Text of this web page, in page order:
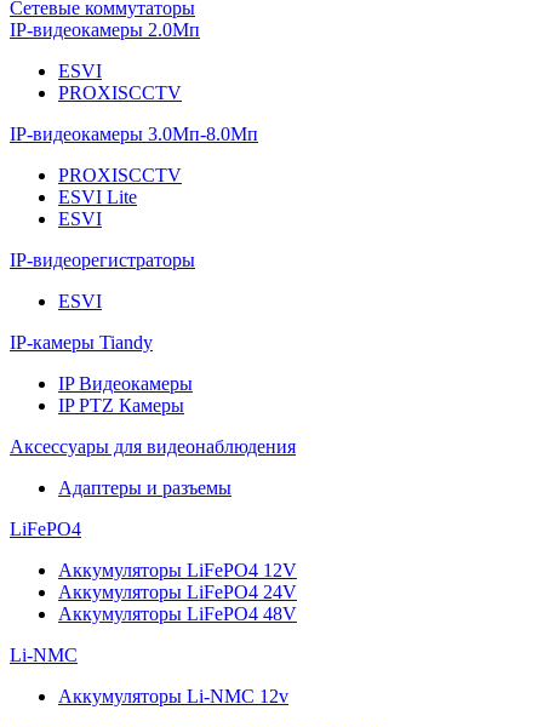
Сетевые коммутаторы
IP-видеокамеры 2.0Мп
ESVI
PROXISCCTV
IP-видеокамеры 3.0Мп-8.0Мп
PROXISCCTV
ESVI Lite
ESVI
IP-видеорегистраторы
ESVI
IP-камеры Tiandy
IP Видеокамеры
IP PTZ Камеры
Аксессуары для видеонаблюдения
Адаптеры и разъемы
LiFePO4
Аккумуляторы LiFePO4 12V
Аккумуляторы LiFePO4 24V
Аккумуляторы LiFePO4 48V
Li-NMC
Аккумуляторы Li-NMC 12v